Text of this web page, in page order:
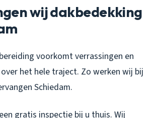
wij dakbedekking
voorkomt verrassingen en
het hele traject. Zo werken wij bij
Schiedam.
gratis inspectie bij u thuis. Wij